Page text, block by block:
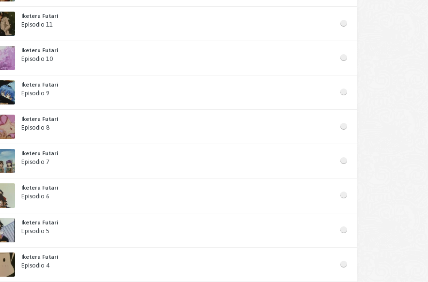
Iketeru Futari
Episodio 11
Iketeru Futari
Episodio 10
Iketeru Futari
Episodio 9
Iketeru Futari
Episodio 8
Iketeru Futari
Episodio 7
Iketeru Futari
Episodio 6
Iketeru Futari
Episodio 5
Iketeru Futari
Episodio 4